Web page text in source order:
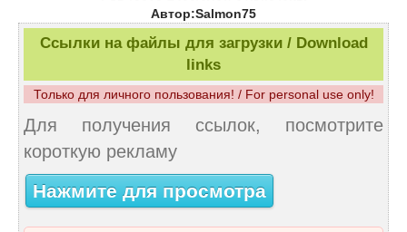
Автор:Salmon75
Ссылки на файлы для загрузки / Download
links
Только для личного пользования! / For personal use only!
Для получения ссылок, посмотрите
короткую рекламу
Нажмите для просмотра